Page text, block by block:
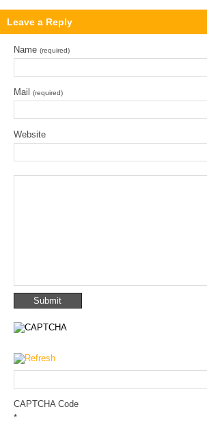
Leave a Reply
Name (required)
Mail (required)
Website
CAPTCHA Code
*